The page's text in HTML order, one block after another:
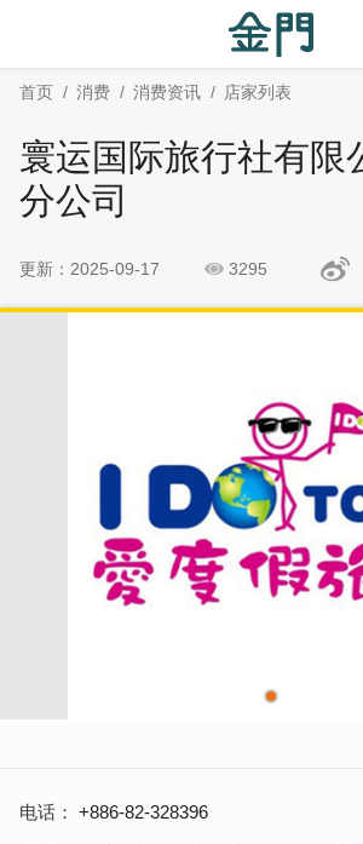
主
首页 消费 消费资讯 店家列表
寰运国际旅行社有限
分公司
更新：2025-09-17 3295
社
电话 +886-82-328396